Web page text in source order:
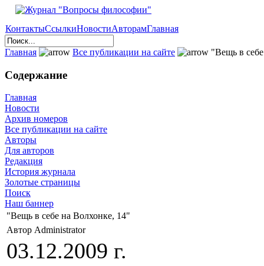
КонтактыСсылкиНовостиАвторамГлавная
Главная Все публикации на сайте "Вещь в
Содержание
Главная
Новости
Архив номеров
Все публикации на сайте
Авторы
Для авторов
Редакция
История журнала
Золотые страницы
Поиск
Наш баннер
"Вещь в себе на Волхонке, 14"
Автор Administrator
03.12.2009 г.